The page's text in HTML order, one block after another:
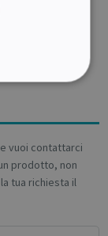
scansionato
vuoi contattarci
prodotto, non
tua richiesta il